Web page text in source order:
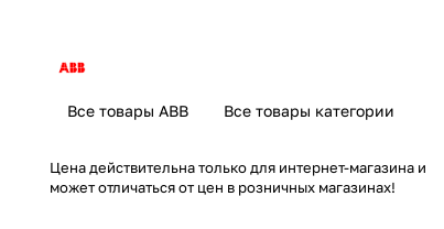
Все товары ABB Все товары категории
Цена действительна только для интернет-магазина и
может отличаться от цен в розничных магазинах!